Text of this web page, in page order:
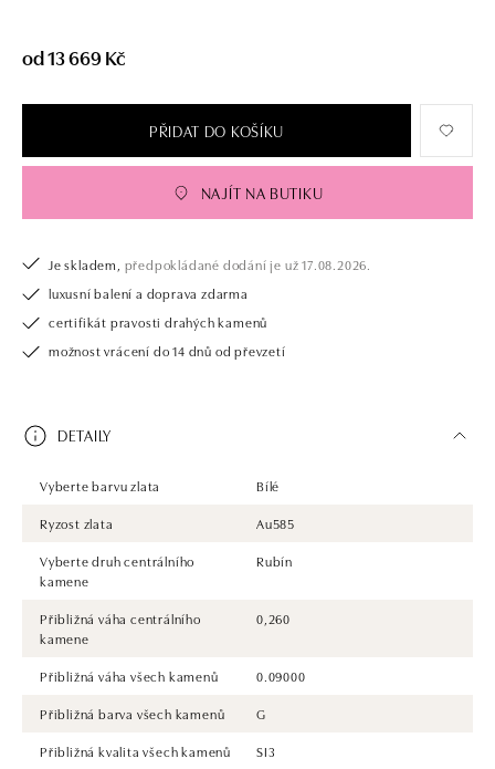
od 13 669 Kč
PŘIDAT DO KOŠÍKU
NAJÍT NA BUTIKU
Je skladem, předpokládané dodání je už 17.08.2026.
luxusní balení a doprava zdarma
certifikát pravosti drahých kamenů
možnost vrácení do 14 dnů od převzetí
DETAILY
Vyberte barvu zlata
Bílé
Ryzost zlata
Au585
Vyberte druh centrálního
kamene
Rubín
Přibližná váha centrálního
kamene
0,260
Přibližná váha všech kamenů
0.09000
Přibližná barva všech kamenů
G
Přibližná kvalita všech kamenů
SI3